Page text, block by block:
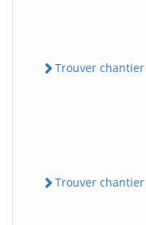
Trouver chantier
Trouver